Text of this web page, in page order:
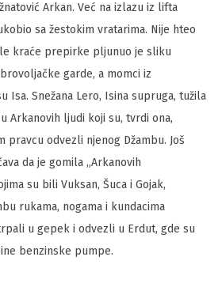
Arkan. Već na izlazu iz lifta
sa žestokim vratarima. Nije hteo
kraće prepirke pljunuo je sliku
garde, a momci iz
Isa. Snežana Lero, Isina supruga, tužila
Arkanovih ljudi koji su, tvrdi ona,
odvezli njenog Džambu. Još
da je gomila „Arkanovih
su bili Vuksan, Šuca i Gojak,
rukama, nogama i kundacima
u gepek i odvezli u Erdut, gde su
benzinske pumpe.